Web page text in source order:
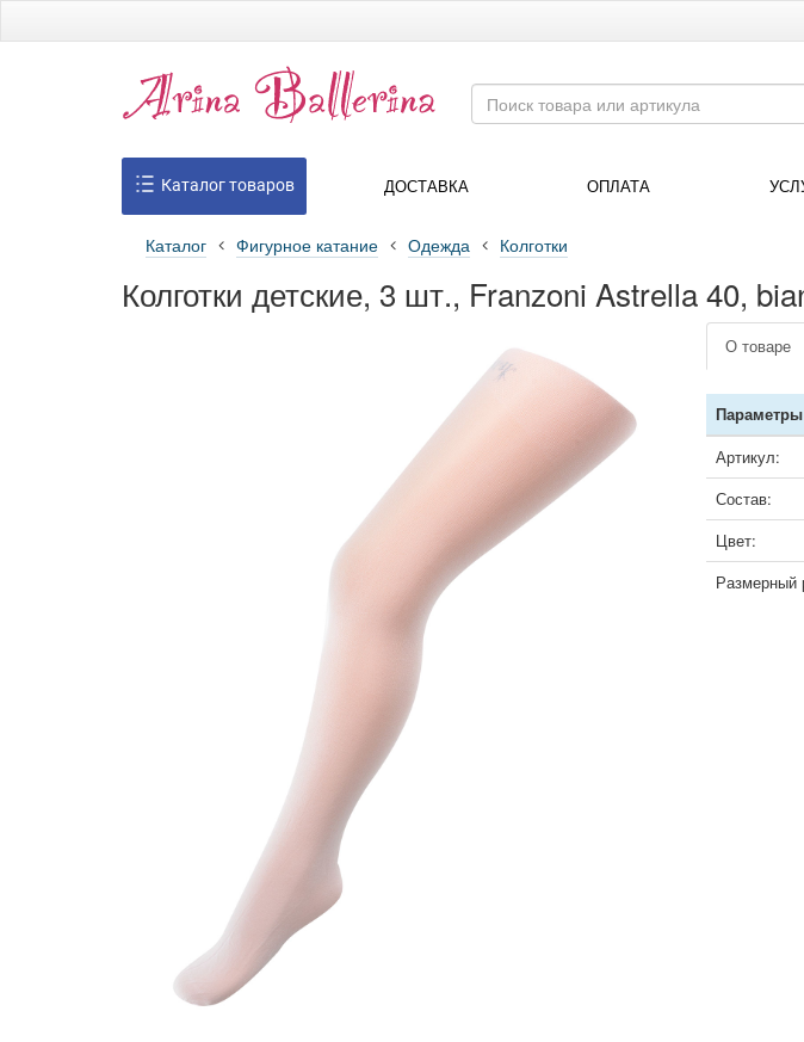
Каталог товаров ДОСТАВКА ОПЛАТА
Каталог Фигурное катание Одежда Колготки
Колготки детские, 3 шт., Franzoni Astrella 40,
О товаре
Параметры
Артикул:
Состав:
Цвет:
Размерный